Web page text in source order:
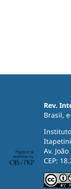
Rev.
Brasil,
Instituto
Av.
CEP: